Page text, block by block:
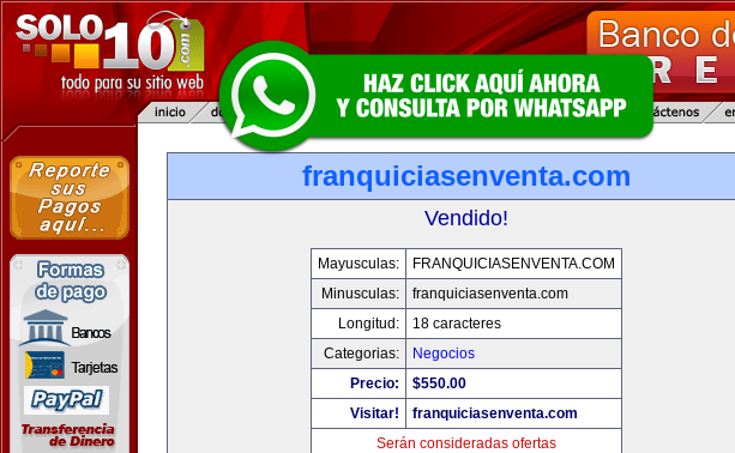
franquiciasenventa.com
Vendido!
Mayusculas:
FRANQUICIASENVENTA.COM
Minusculas:
franquiciasenventa.com
Longitud:
18 caracteres
Categorias:
Negocios
Precio:
$550.00
Visitar!
franquiciasenventa.com
Serán consideradas ofertas